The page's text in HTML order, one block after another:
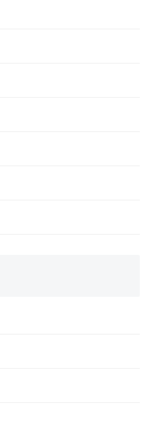
7285